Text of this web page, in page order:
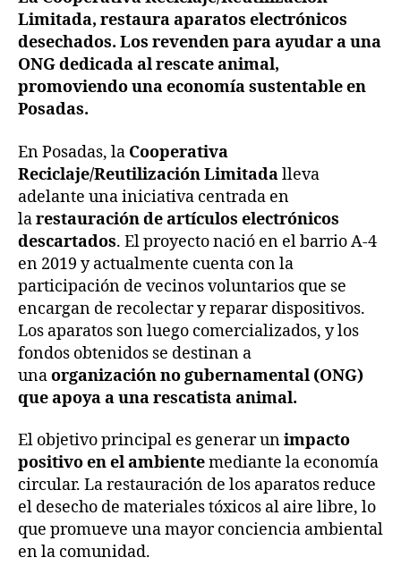
Limitada, restaura aparatos electrónicos
desechados. Los revenden para ayudar a una
ONG dedicada al rescate animal,
promoviendo una economía sustentable en
Posadas.
En Posadas, la Cooperativa
Reciclaje/Reutilización Limitadalleva
adelante una iniciativa centrada en
larestauración de artículos electrónicos
descartados. El proyecto nació en el barrio A-4
en 2019 y actualmente cuenta con la
participación de vecinos voluntarios que se
encargan de recolectar y reparar dispositivos.
Los aparatos son luego comercializados, y los
fondos obtenidos se destinan a
unaorganización no gubernamental (ONG)
que apoya a una rescatista animal.
El objetivo principal es generar unimpacto
positivo en el ambientemediante la economía
circular. La restauración de los aparatos reduce
el desecho de materiales tóxicos al aire libre, lo
que promueve una mayor conciencia ambiental
en la comunidad.